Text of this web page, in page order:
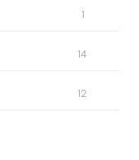
1
14
12